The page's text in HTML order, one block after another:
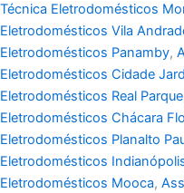
Técnica Eletrodomésticos
Eletrodomésticos Vila
Eletrodomésticos Panamby,
Eletrodomésticos Cidade
Eletrodomésticos Real Parque
Eletrodomésticos Chácara
Eletrodomésticos Planalto
Eletrodomésticos
Eletrodomésticos Mooca,